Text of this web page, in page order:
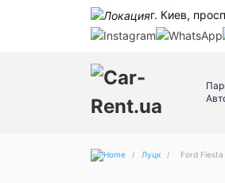
г. Киев,
/ Луцк / Ford Fiesta